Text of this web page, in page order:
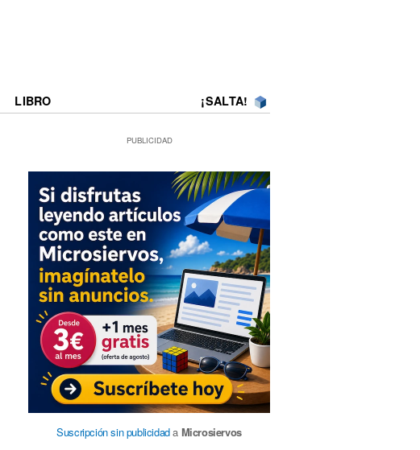
LIBRO ¡SALTA!
PUBLICIDAD
Suscripción sin publicidada Microsiervos